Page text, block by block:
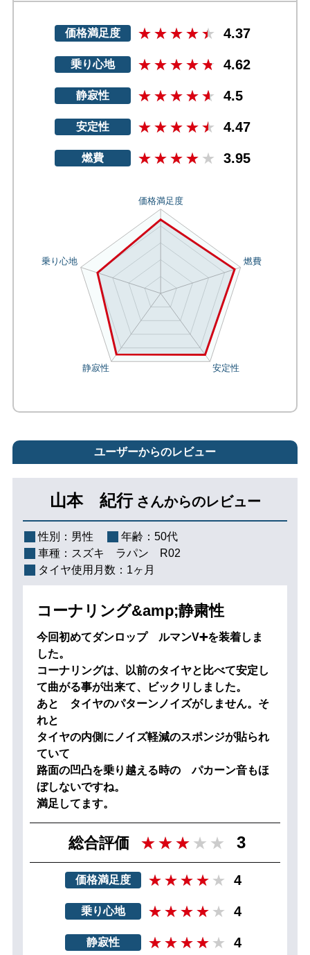
価格満足度 4.37
乗り心地 4.62
静寂性 4.5
安定性 4.47
燃費 3.95
ユーザーからのレビュー
山本 紀行 さんからのレビュー
性別： 男性 年齢： 50代
車種： スズキ ラパン R02
タイヤ使用月数： 1ヶ月
コーナリング&amp;静粛性
今回初めてダンロップ ルマンV➕を装着しま
した。
コーナリングは、以前のタイヤと比べて安定し
て曲がる事が出来て、ビックリしました。
あと タイヤのパターンノイズがしません。そ
れと
タイヤの内側にノイズ軽減のスポンジが貼られ
ていて
路面の凹凸を乗り越える時の パカーン音もほ
ぼしないですね。
満足してます。
総合評価 3
価格満足度 4
乗り心地 4
静寂性 4